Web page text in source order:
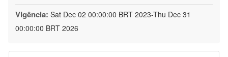
Vigência: Sat Dec 02 00:00:00 BRT 2023-Thu Dec 31
00:00:00 BRT 2026